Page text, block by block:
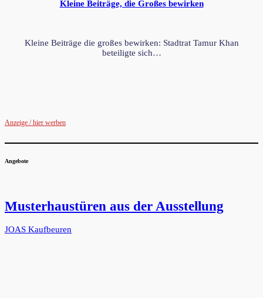
Kleine Beiträge, die Großes bewirken
Kleine Beiträge die großes bewirken: Stadtrat Tamur Khan
beteiligte sich…
Anzeige / hier werben
Angebote
Musterhaustüren aus der Ausstellung
JOAS Kaufbeuren